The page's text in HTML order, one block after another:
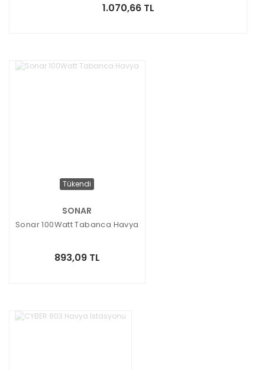
1.070,66 TL
Tükendi
SONAR
Sonar 100Watt Tabanca Havya
893,09 TL